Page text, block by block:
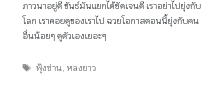
ภาวนาอยู่ดี ขันธ์มันแยกได้ชัดเจนดี เราอย่าไปยุ่งกับ
โลก เราคอยดูของเราไป ฉวยโอกาสตอนนี้ยุ่งกับคน
อื่นน้อยๆ ดูตัวเองเยอะๆ
Tags
ฟุ้งซ่าน, หลงยาว